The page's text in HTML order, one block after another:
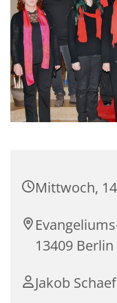
Mittwoch,
13409 Berlin
Jakob